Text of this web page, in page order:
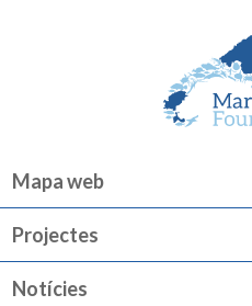
Mapa web
Projectes
Notícies